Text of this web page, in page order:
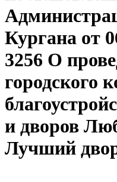
Кургана от
3256 О
городского
и дворов
Лучший